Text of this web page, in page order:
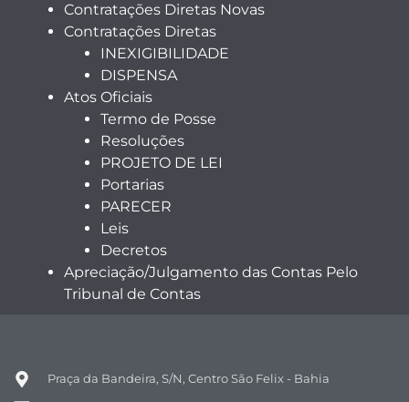
Contratações Diretas Novas
Contratações Diretas
INEXIGIBILIDADE
DISPENSA
Atos Oficiais
Termo de Posse
Resoluções
PROJETO DE LEI
Portarias
PARECER
Leis
Decretos
Apreciação/Julgamento das Contas Pelo
Tribunal de Contas
Praça da Bandeira, S/N, Centro São Felix - Bahia